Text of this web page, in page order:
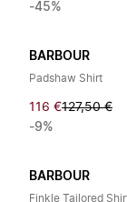
-45%
BARBOUR
Padshaw Shirt
116 €127,50 €
-9%
BARBOUR
Finkle Tailored